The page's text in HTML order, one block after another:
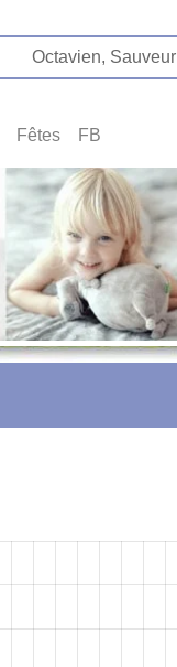
Octavien, Sauveur
Fêtes FB